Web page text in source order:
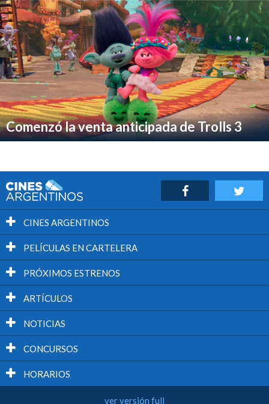
Comenzó la venta anticipada de Trolls 3
CINES ARGENTINOS
PELÍCULAS EN CARTELERA
PRÓXIMOS ESTRENOS
ARTÍCULOS
NOTICIAS
CONCURSOS
HORARIOS
ver versión full